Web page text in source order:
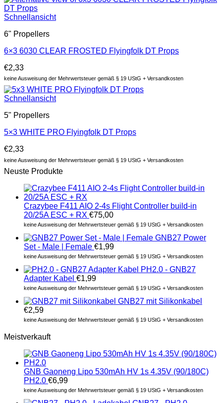
Schnellansicht
6" Propellers
6×3 6030 CLEAR FROSTED Flyingfolk DT Props
€2,33
keine Ausweisung der Mehrwertsteuer gemäß § 19 UStG + Versandkosten
Schnellansicht
5" Propellers
5×3 WHITE PRO Flyingfolk DT Props
€2,33
keine Ausweisung der Mehrwertsteuer gemäß § 19 UStG + Versandkosten
Neuste Produkte
Crazybee F411 AIO 2-4s Flight Controller build-in
20/25A ESC + RX €75,00
keine Ausweisung der Mehrwertsteuer gemäß § 19 UStG + Versandkosten
GNB27 Power
Set - Male | Female €1,99
keine Ausweisung der Mehrwertsteuer gemäß § 19 UStG + Versandkosten
PH2.0 - GNB27
Adapter Kabel €1,99
keine Ausweisung der Mehrwertsteuer gemäß § 19 UStG + Versandkosten
GNB27 mit Silikonkabel
€2,59
keine Ausweisung der Mehrwertsteuer gemäß § 19 UStG + Versandkosten
Meistverkauft
GNB Gaoneng Lipo 530mAh HV 1s 4.35V (90/180C)
PH2.0 €6,99
keine Ausweisung der Mehrwertsteuer gemäß § 19 UStG + Versandkosten